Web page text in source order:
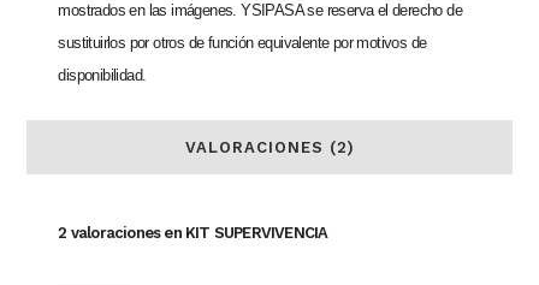
mostrados en las imágenes. YSIPASA se reserva el derecho de
sustituirlos por otros de función equivalente por motivos de
disponibilidad.
VALORACIONES (2)
2 valoraciones en KIT SUPERVIVENCIA